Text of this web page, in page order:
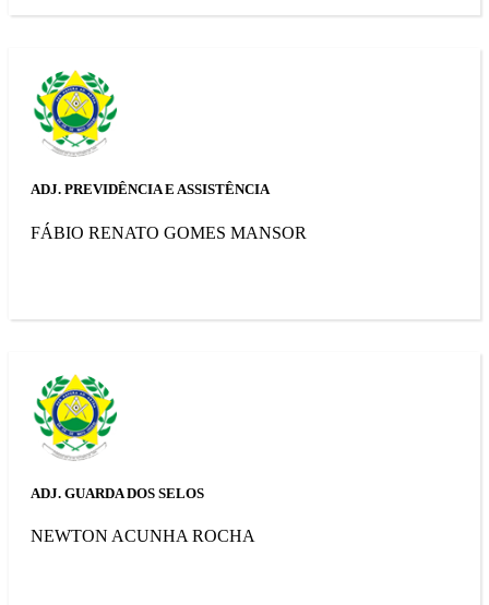
ADJ. PREVIDÊNCIA E ASSISTÊNCIA
FÁBIO RENATO GOMES MANSOR
ADJ. GUARDA DOS SELOS
NEWTON ACUNHA ROCHA